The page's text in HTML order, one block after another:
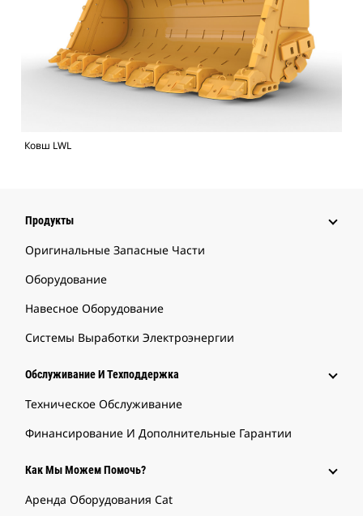
Ковш LWL
Продукты
Оригинальные Запасные Части
Оборудование
Навесное Оборудование
Системы Выработки Электроэнергии
Обслуживание И Техподдержка
Техническое Обслуживание
Финансирование И Дополнительные Гарантии
Как Мы Можем Помочь?
Аренда Оборудования Cat